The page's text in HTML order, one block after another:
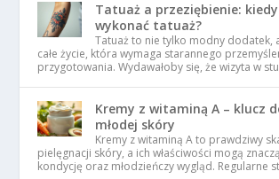
Tatuaż a przeziębienie:
wykonać tatuaż?
Tatuaż to nie tylko modny dodatek,
całe życie, która wymaga starannego
przygotowania. Wydawałoby się, że wizyta w
Kremy z witaminą A – klucz
młodej skóry
Kremy z witaminą A to prawdziwy
pielęgnacji skóry, a ich właściwości mogą
kondycję oraz młodzieńczy wygląd. Regularne